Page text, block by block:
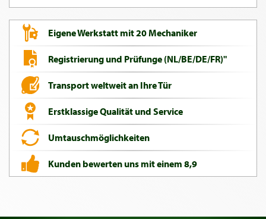
Eigene Werkstatt mit 20 Mechaniker
Registrierung und Prüfunge (NL/BE/DE/FR)"
Transport weltweit an Ihre Tür
Erstklassige Qualität und Service
Umtauschmöglichkeiten
Kunden bewerten uns mit einem 8,9